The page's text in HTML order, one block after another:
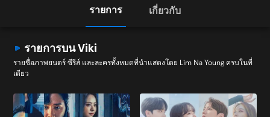
รายการ เกี่ยวกับ
รายการบน Viki
รายชื่อภาพยนตร์ ซีรีส์ และละครทั้งหมดที่นำแสดงโดย Lim Na Young ครบในที่
เดียว